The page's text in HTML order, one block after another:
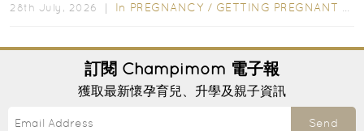
28th July, 2026 ｜ In PREGNANCY / GETTING PREGNANT
訂閱 Champimom 電子報
獲取最新懷孕育兒、升學及親子資訊
Send